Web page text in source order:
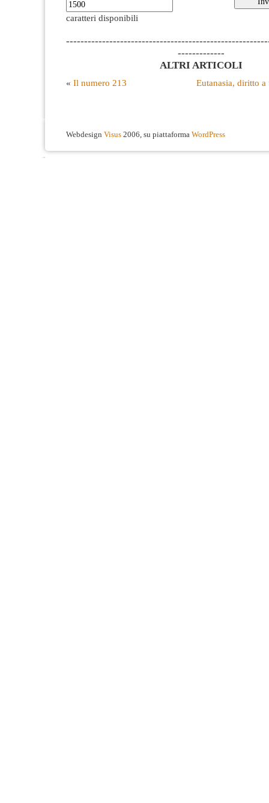
caratteri disponibili
-------------
ALTRI ARTICOLI
« Il numero 213 Eutanasia, diritto a
Webdesign Visus 2006, su piattaforma WordPress